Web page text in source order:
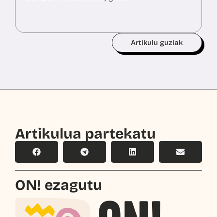
Artikulu guziak
Artikulua partekatu
ON! ezagutu